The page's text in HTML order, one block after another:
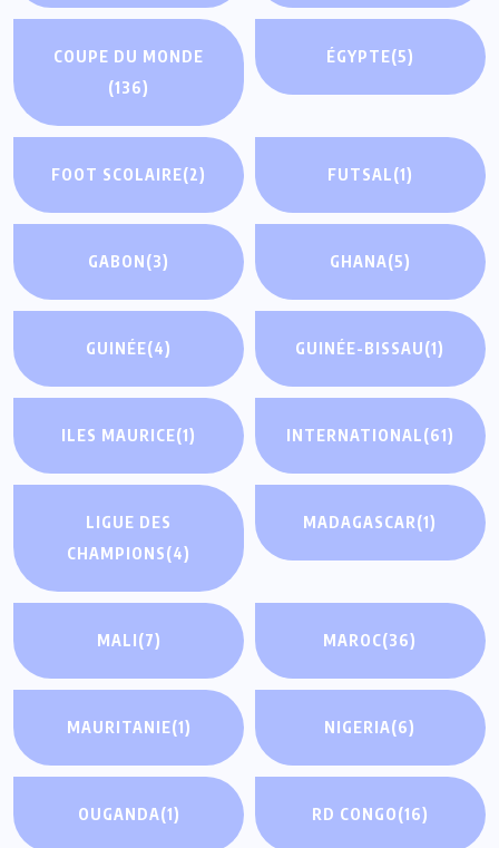
COUPE DU MONDE
(136)
ÉGYPTE(5)
FOOT SCOLAIRE(2) FUTSAL(1)
GABON(3) GHANA(5)
GUINÉE(4) GUINÉE-BISSAU(1)
ILES MAURICE(1) INTERNATIONAL(61)
LIGUE DES
CHAMPIONS(4)
MADAGASCAR(1)
MALI(7) MAROC(36)
MAURITANIE(1) NIGERIA(6)
OUGANDA(1) RD CONGO(16)